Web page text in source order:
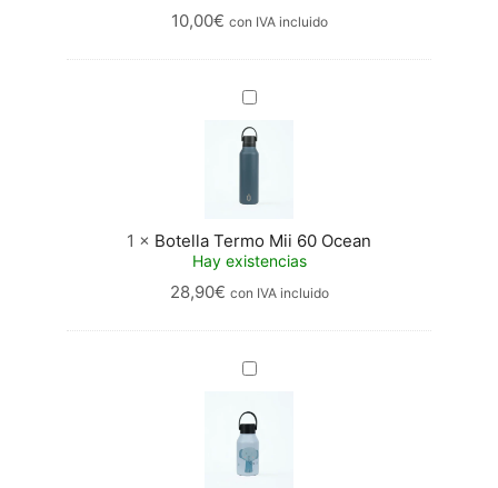
10,00€ con IVA incluido
Botella
Mii
1 × Botella Termo Mii 60 Ocean
Hay existencias
28,90€ con IVA incluido
Botella
Runbott
Marta
Munté
–